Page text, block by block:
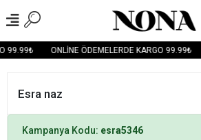
99.99₺ ONLİNE ÖDEMELERDE KARGO 99.99₺
Esra naz
Kampanya Kodu: esra5346